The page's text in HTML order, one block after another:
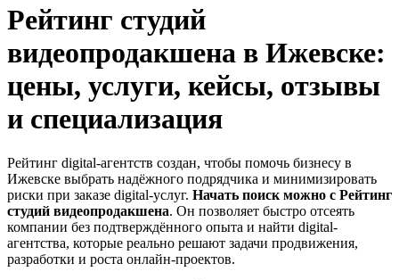
Рейтинг студий
видеопродакшена в Ижевске:
цены, услуги, кейсы, отзывы
и специализация
Рейтинг digital-агентств создан, чтобы помочь бизнесу в
Ижевске выбрать надёжного подрядчика и минимизировать
риски при заказе digital-услуг. Начать поиск можно с Рейтинг
студий видеопродакшена. Он позволяет быстро отсеять
компании без подтверждённого опыта и найти digital-
агентства, которые реально решают задачи продвижения,
разработки и роста онлайн-проектов.